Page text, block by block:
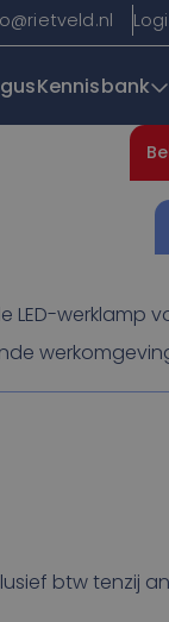
Kennisbank
LED-werklamp
btw tenzij